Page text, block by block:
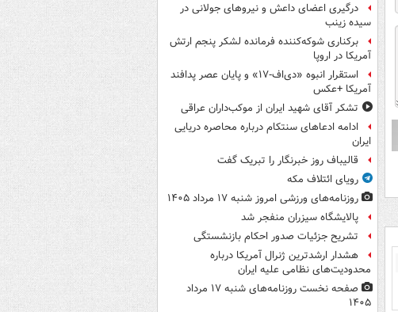
درگیری اعضای داعش و نیروهای جولانی در
سیده زینب
برکناری شوکه‌کننده فرمانده لشکر پنجم ارتش
آمریکا در اروپا
استقرار انبوه «دی‌اف‑۱۷» و پایان عصر پدافند
آمریکا +عکس
تشکر آقای شهید ایران از موکب‌داران عراقی
ادامه ادعاهای سنتکام درباره محاصره دریایی
ایران
قالیباف روز خبرنگار را تبریک گفت
رویای ائتلاف مکه
روزنامه‌های ورزشی امروز ‌شنبه ۱۷ مرداد ۱۴۰۵
پالایشگاه سیزران منفجر شد
تشریح جزئیات صدور احکام بازنشستگی
هشدار ارشدترین ژنرال آمریکا درباره
محدودیت‌های نظامی علیه ایران
صفحه نخست روزنامه‌های شنبه ۱۷ مرداد
۱۴۰۵